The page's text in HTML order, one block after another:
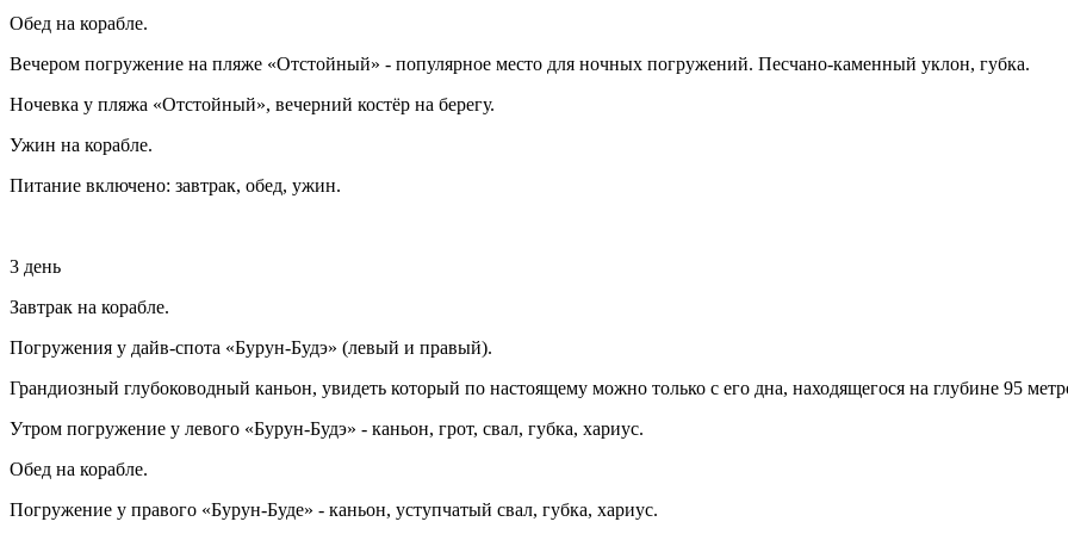
Обед на корабле.
Вечером погружение на пляже «Отстойный» - популярное место для ночных погружений. Песчано-каменный уклон, губка.
Ночевка у пляжа «Отстойный», вечерний костёр на берегу.
Ужин на корабле.
Питание включено: завтрак, обед, ужин.
3 день
Завтрак на корабле.
Погружения у дайв-спота «Бурун-Будэ» (левый и правый).
Грандиозный глубоководный каньон, увидеть который по настоящему можно только с его дна, находящегося на глубине 95
Утром погружение у левого «Бурун-Будэ» - каньон, грот, свал, губка, хариус.
Обед на корабле.
Погружение у правого «Бурун-Буде» - каньон, уступчатый свал, губка, хариус.